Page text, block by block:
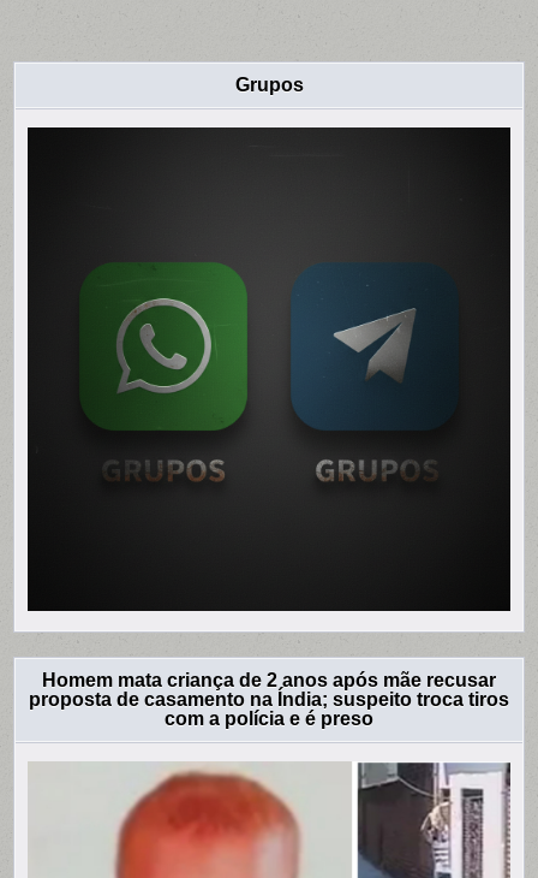
Grupos
Homem mata criança de 2 anos após mãe recusar
proposta de casamento na Índia; suspeito troca tiros
com a polícia e é preso